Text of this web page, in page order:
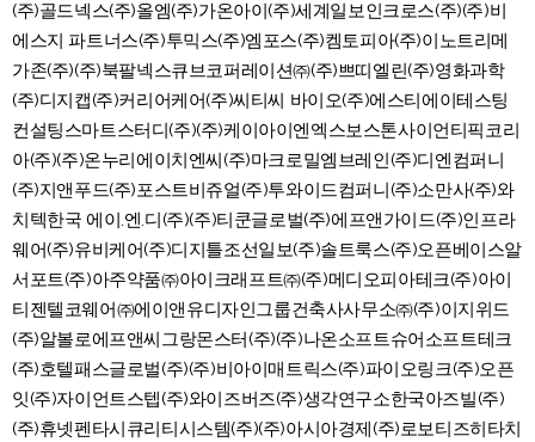
(주)골드넥스(주)올엠(주)가온아이(주)세계일보인크로스(주)(주)비
에스지 파트너스(주)투믹스(주)엠포스(주)켐토피아(주)이노트리메
가존(주)(주)북팔넥스큐브코퍼레이션㈜(주)쁘띠엘린(주)영화과학
(주)디지캡(주)커리어케어(주)씨티씨 바이오(주)에스티에이테스팅
컨설팅스마트스터디(주)(주)케이아이엔엑스보스톤사이언티픽코리
아(주)(주)온누리에이치엔씨(주)마크로밀엠브레인(주)디엔컴퍼니
(주)지앤푸드(주)포스트비쥬얼(주)투와이드컴퍼니(주)소만사(주)와
치텍한국 에이.엔.디(주)(주)티쿤글로벌(주)에프앤가이드(주)인프라
웨어(주)유비케어(주)디지틀조선일보(주)솔트룩스(주)오픈베이스알
서포트(주)아주약품㈜아이크래프트㈜(주)메디오피아테크(주)아이
티젠텔코웨어㈜에이앤유디자인그룹건축사사무소㈜(주)이지위드
(주)알볼로에프앤씨그랑몬스터(주)(주)나온소프트슈어소프트테크
(주)호텔패스글로벌(주)(주)비아이매트릭스(주)파이오링크(주)오픈
잇(주)자이언트스텝(주)와이즈버즈(주)생각연구소한국아즈빌(주)
(주)휴넷펜타시큐리티시스템(주)(주)아시아경제(주)로보티즈히타치